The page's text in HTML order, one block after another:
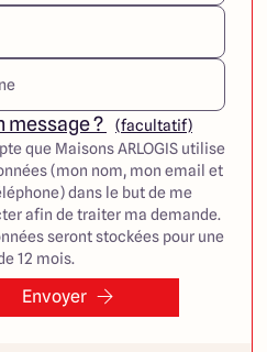
message ?
(facultatif)
que Maisons ARLOGIS utilise
(mon nom, mon email et
dans le but de me
afin de traiter ma demande.
seront stockées pour une
12 mois.
Envoyer